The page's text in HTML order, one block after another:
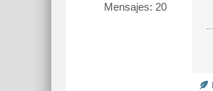
Mensajes: 20